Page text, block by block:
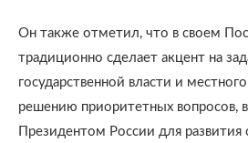
Он также отметил, что в своем
традиционно сделает акцент на
государственной власти и
решению приоритетных вопросов,
Президентом России для